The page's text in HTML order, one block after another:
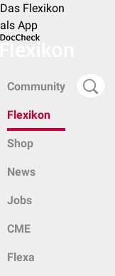
Das Flexikon
als App
Community
Flexikon
Shop
News
Jobs
CME
Flexa